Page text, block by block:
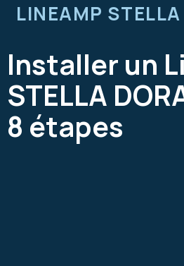
LINEAMP
Installer un
STELLA
8 étapes